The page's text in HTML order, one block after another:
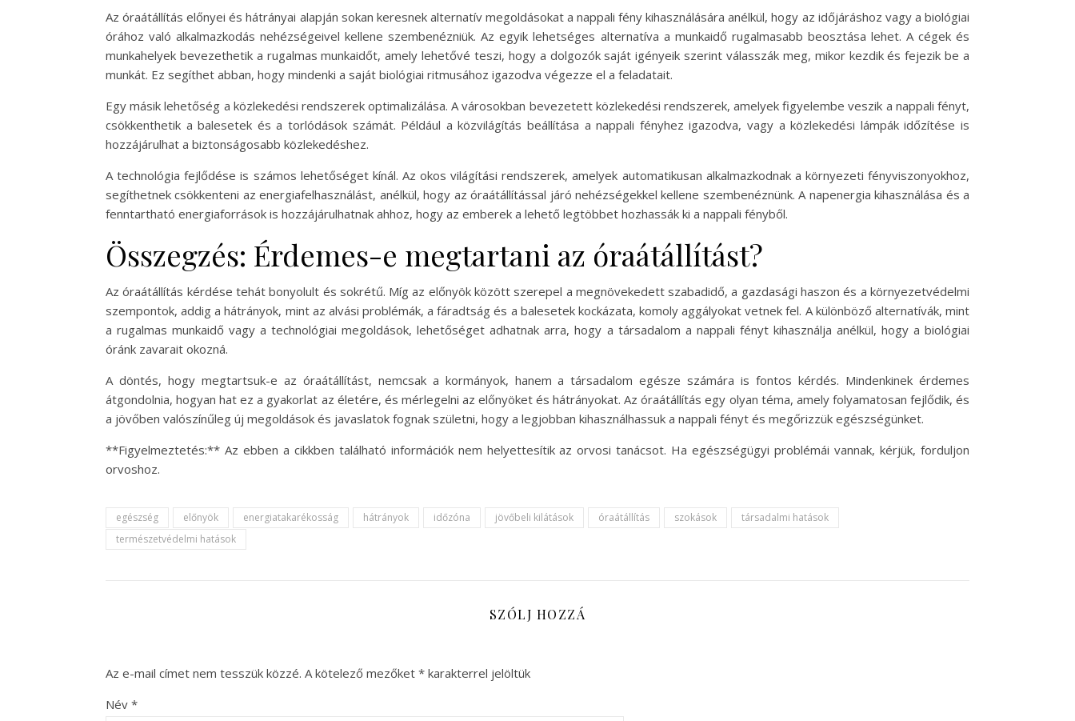
Az óraátállítás előnyei és hátrányai alapján sokan keresnek alternatív megoldásokat a nappali fény kihasználására anélkül, hogy az időjáráshoz vagy a biológiai
órához való alkalmazkodás nehézségeivel kellene szembenézniük. Az egyik lehetséges alternatíva a munkaidő rugalmasabb beosztása lehet. A cégek és
munkahelyek bevezethetik a rugalmas munkaidőt, amely lehetővé teszi, hogy a dolgozók saját igényeik szerint válasszák meg, mikor kezdik és fejezik be a
munkát. Ez segíthet abban, hogy mindenki a saját biológiai ritmusához igazodva végezze el a feladatait.
Egy másik lehetőség a közlekedési rendszerek optimalizálása. A városokban bevezetett közlekedési rendszerek, amelyek figyelembe veszik a nappali fényt,
csökkenthetik a balesetek és a torlódások számát. Például a közvilágítás beállítása a nappali fényhez igazodva, vagy a közlekedési lámpák időzítése is
hozzájárulhat a biztonságosabb közlekedéshez.
A technológia fejlődése is számos lehetőséget kínál. Az okos világítási rendszerek, amelyek automatikusan alkalmazkodnak a környezeti fényviszonyokhoz,
segíthetnek csökkenteni az energiafelhasználást, anélkül, hogy az óraátállítással járó nehézségekkel kellene szembenéznünk. A napenergia kihasználása és a
fenntartható energiaforrások is hozzájárulhatnak ahhoz, hogy az emberek a lehető legtöbbet hozhassák ki a nappali fényből.
Összegzés: Érdemes-e megtartani az óraátállítást?
Az óraátállítás kérdése tehát bonyolult és sokrétű. Míg az előnyök között szerepel a megnövekedett szabadidő, a gazdasági haszon és a környezetvédelmi
szempontok, addig a hátrányok, mint az alvási problémák, a fáradtság és a balesetek kockázata, komoly aggályokat vetnek fel. A különböző alternatívák, mint
a rugalmas munkaidő vagy a technológiai megoldások, lehetőséget adhatnak arra, hogy a társadalom a nappali fényt kihasználja anélkül, hogy a biológiai
óránk zavarait okozná.
A döntés, hogy megtartsuk-e az óraátállítást, nemcsak a kormányok, hanem a társadalom egésze számára is fontos kérdés. Mindenkinek érdemes
átgondolnia, hogyan hat ez a gyakorlat az életére, és mérlegelni az előnyöket és hátrányokat. Az óraátállítás egy olyan téma, amely folyamatosan fejlődik, és
a jövőben valószínűleg új megoldások és javaslatok fognak születni, hogy a legjobban kihasználhassuk a nappali fényt és megőrizzük egészségünket.
**Figyelmeztetés:** Az ebben a cikkben található információk nem helyettesítik az orvosi tanácsot. Ha egészségügyi problémái vannak, kérjük, forduljon
orvoshoz.
egészség előnyök energiatakarékosság hátrányok időzóna jövőbeli kilátások óraátállítás szokások
társadalmi hatások
természetvédelmi hatások
SZÓLJ HOZZÁ
Az e-mail címet nem tesszük közzé. A kötelező mezőket * karakterrel jelöltük
Név *